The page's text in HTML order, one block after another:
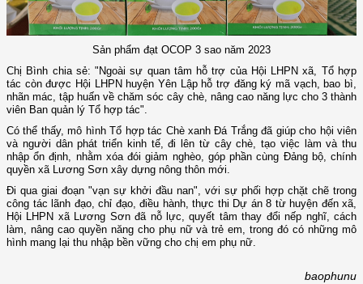
Sản phẩm đạt OCOP 3 sao năm 2023
Chị Bình chia sẻ: "Ngoài sự quan tâm hỗ trợ của Hội LHPN xã, Tổ hợp
tác còn được Hội LHPN huyện Yên Lập hỗ trợ đăng ký mã vạch, bao bì,
nhãn mác, tập huấn về chăm sóc cây chè, nâng cao năng lực cho 3 thành
viên Ban quản lý Tổ hợp tác".
Có thể thấy, mô hình Tổ hợp tác Chè xanh Đá Trắng đã giúp cho hội viên
và người dân phát triển kinh tế, đi lên từ cây chè, tạo việc làm và thu
nhập ổn định, nhằm xóa đói giảm nghèo, góp phần cùng Đảng bộ, chính
quyền xã Lương Sơn xây dựng nông thôn mới.
Đi qua giai đoạn "vạn sự khởi đầu nan", với sự phối hợp chặt chẽ trong
công tác lãnh đạo, chỉ đạo, điều hành, thực thi Dự án 8 từ huyện đến xã,
Hội LHPN xã Lương Sơn đã nỗ lực, quyết tâm thay đổi nếp nghĩ, cách
làm, nâng cao quyền năng cho phụ nữ và trẻ em, trong đó có những mô
hình mang lại thu nhập bền vững cho chị em phụ nữ.
baophunu